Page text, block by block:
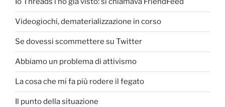
Videogiochi, dematerializzazione in corso
Se dovessi scommettere su Twitter
Abbiamo un problema di attivismo
La cosa che mi fa più rodere il fegato
Il punto della situazione